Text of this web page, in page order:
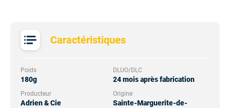
Caractéristiques
Poids
180g
DLUO/DLC
24 mois après fabrication
Producteur
Adrien & Cie
Origine
Sainte-Marguerite-de-